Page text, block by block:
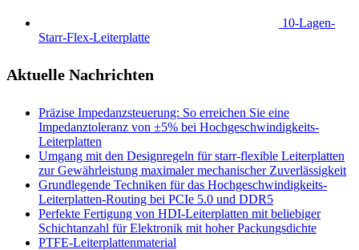
10-Lagen-
Starr-Flex-Leiterplatte
Aktuelle Nachrichten
Präzise Impedanzsteuerung: So erreichen Sie eine
Impedanztoleranz von ±5% bei Hochgeschwindigkeits-
Leiterplatten
Umgang mit den Designregeln für starr-flexible Leiterplatten
zur Gewährleistung maximaler mechanischer Zuverlässigkeit
Grundlegende Techniken für das Hochgeschwindigkeits-
Leiterplatten-Routing bei PCIe 5.0 und DDR5
Perfekte Fertigung von HDI-Leiterplatten mit beliebiger
Schichtanzahl für Elektronik mit hoher Packungsdichte
PTFE-Leiterplattenmaterial